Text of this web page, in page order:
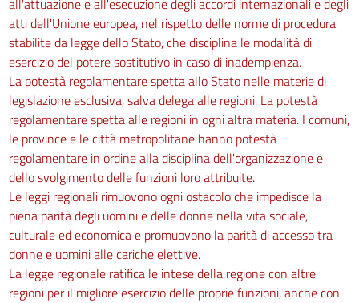
all'attuazione e all'esecuzione degli accordi internazionali e degli
atti dell'Unione europea, nel rispetto delle norme di procedura
stabilite da legge dello Stato, che disciplina le modalità di
esercizio del potere sostitutivo in caso di inadempienza.
La potestà regolamentare spetta allo Stato nelle materie di
legislazione esclusiva, salva delega alle regioni. La potestà
regolamentare spetta alle regioni in ogni altra materia. I comuni,
le province e le città metropolitane hanno potestà
regolamentare in ordine alla disciplina dell'organizzazione e
dello svolgimento delle funzioni loro attribuite.
Le leggi regionali rimuovono ogni ostacolo che impedisce la
piena parità degli uomini e delle donne nella vita sociale,
culturale ed economica e promuovono la parità di accesso tra
donne e uomini alle cariche elettive.
La legge regionale ratifica le intese della regione con altre
regioni per il migliore esercizio delle proprie funzioni, anche con